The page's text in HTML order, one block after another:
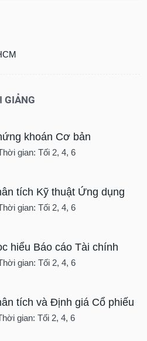
GIẢNG
khoán Cơ bản
gian: Tối 2, 4, 6
tích Kỹ thuật Ứng dụng
gian: Tối 2, 4, 6
hiểu Báo cáo Tài chính
gian: Tối 2, 4, 6
tích và Định giá Cổ phiếu
gian: Tối 2, 4, 6